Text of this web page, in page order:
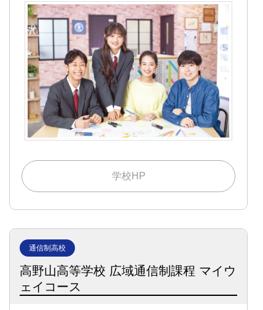
学校HP
通信制高校
高野山高等学校 広域通信制課程 マイウ
ェイコース